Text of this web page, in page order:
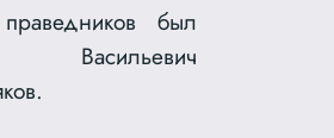
праведников был
Васильевич